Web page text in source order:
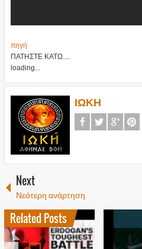
πηγή
ΠΑΤΗΣΤΕ ΚΑΤΩ....
loading...
ΙΩΚΗ
Next
Νεότερη ανάρτηση
Related Posts